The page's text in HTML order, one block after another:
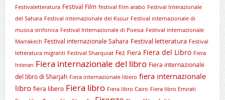
Festivaletteratura Festival Film festival film arabo Festival Interazionale
del Sahara Festival internazionale dei Ksour Festival internazionale di
musica sinfonica Festival Internazionale di Poesia Festival internazionale
Marrakech Festival internazionale Sahara Festival letteratura Festival
letteratura migranti Festival Sharquiat Fez Fiera Fiera del Libro Fiera
Interan Fiera internazionale del libro Fiera internazionale
del libro di Sharjah Fiera internazionale libero fiera internazionale
libro fiera libero Fiera libro Fiera libro Cairo Fiera libro Emirati